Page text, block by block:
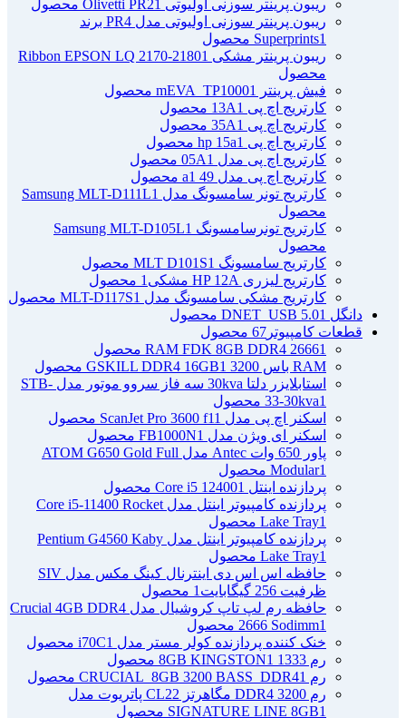
ریبون پرینتر سوزنی اولیوتی Olivetti PR2 1 محصول
ریبون پرینتر سوزنی اولیوتی مدل PR4 برند
Superprints1 محصول
ریبون پرینتر مشکی Ribbon EPSON LQ 2170-2180 1
محصول
فیش پرینتر mEVA_TP1000
1 محصول
کارتریج اچ پی 13A 1 محصول
کارتریج اچ پی 35A 1 محصول
کارتریج اچ پی hp 15a 1 محصول
کارتریج اچ پی مدل 05A 1 محصول
کارتریج اچ پی مدل 49 a
1 محصول
کارتریج تونر سامسونگ مدل Samsung MLT-D111L 1
محصول
کارتریج تونرسامسونگ Samsung MLT-D105L 1
محصول
کارتریج سامسونگ MLT D101S 1 محصول
کارتریج لیزری HP 12A مشکی
1 محصول
کارتریج مشکی سامسونگ مدل MLT-D117S 1 محصول
دانگل DNET_USB 5.0 1 محصول
قطعات کامپیوتر 67 محصول
RAM FDK 8GB DDR4 26661 محصول
RAM باس 3200 GSKILL DDR4 16GB
1 محصول
استابلایزر دلتا 30kva سه فاز سروو موتور مدل STB-
33-30kva1 محصول
اسکنر اچ پی مدل ScanJet Pro 3600 f1 1 محصول
اسکنر ای ویژن مدل FB1000N 1 محصول
پاور 650 وات Antec مدل ATOM G650 Gold Full
Modular1 محصول
پردازنده اینتل Core i5 12400 1 محصول
پردازنده کامپیوتر اینتل مدل Core i5-11400 Rocket
Lake Tray1 محصول
پردازنده کامپیوتر اینتل مدل Pentium G4560 Kaby
Lake Tray1 محصول
حافظه اس اس دی اینترنال کینگ مکس مدل SIV
ظرفیت 256 گیگابایت
1 محصول
حافظه رم لپ تاپ کروشیال مدل Crucial 4GB DDR4
2666 Sodimm1 محصول
خنک کننده پردازنده کولر مستر مدل i70C 1 محصول
رم 1333 8GB KINGSTON
1 محصول
رم CRUCIAL_8GB 3200 BASS_DDR4 1 محصول
رم DDR4 3200 مگاهرتز CL22 پاتریوت مدل
SIGNATURE LINE 8GB1 محصول